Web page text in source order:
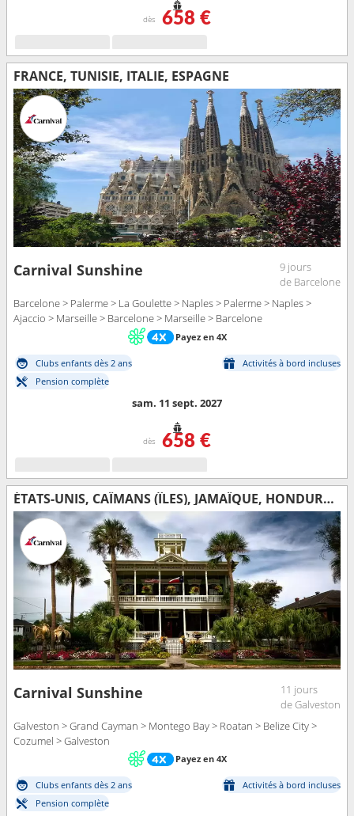
dès 658 €
FRANCE, TUNISIE, ITALIE, ESPAGNE
Carnival Sunshine
9 jours
de Barcelone
Barcelone > Palerme > La Goulette > Naples > Palerme > Naples >
Ajaccio > Marseille > Barcelone > Marseille > Barcelone
Payez en 4X
Clubs enfants dès 2 ans
Activités à bord incluses
Pension complète
sam. 11 sept. 2027
dès 658 €
ÉTATS-UNIS, CAÏMANS (ÎLES), JAMAÏQUE, HONDURAS, BELIZE, MEXIQUE
Carnival Sunshine
11 jours
de Galveston
Galveston > Grand Cayman > Montego Bay > Roatan > Belize City >
Cozumel > Galveston
Payez en 4X
Clubs enfants dès 2 ans
Activités à bord incluses
Pension complète